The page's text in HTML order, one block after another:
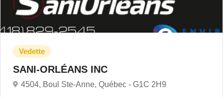
SANI-ORLÉANS INC
4504, Boul Ste-Anne, Québec - G1C 2H9